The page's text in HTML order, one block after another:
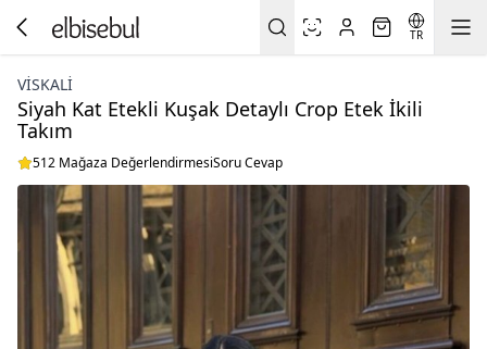
TR
VİSKALİ
Siyah Kat Etekli Kuşak Detaylı Crop Etek İkili
Takım
512 Mağaza DeğerlendirmesiSoru Cevap